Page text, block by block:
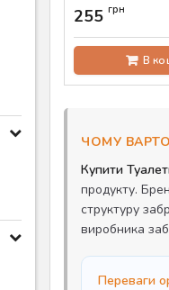
Артикул:AS-00423
255 грн
В
ЧОМУ ВАРТО
Купити
продукту.
структуру
виробника
Переваги